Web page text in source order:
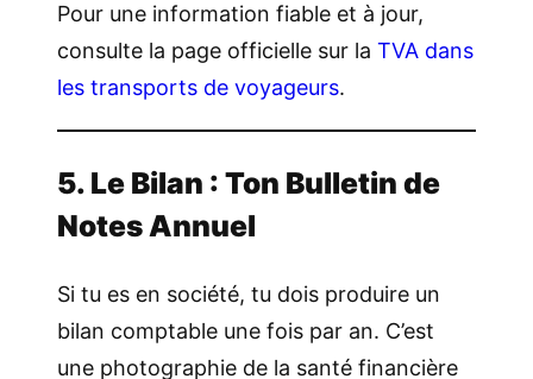
Pour une information fiable et à jour,
consulte la page officielle sur la TVA dans
les transports de voyageurs.
5. Le Bilan : Ton Bulletin de
Notes Annuel
Si tu es en société, tu dois produire un
bilan comptable une fois par an. C’est
une photographie de la santé financière